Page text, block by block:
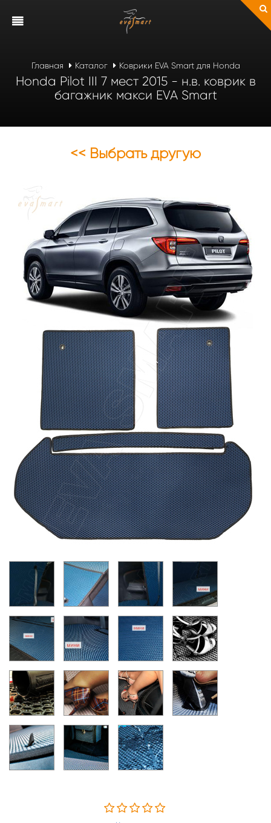
Главная Каталог Коврики EVA Smart для Honda
Honda Pilot III 7 мест 2015 - н.в. коврик в
багажник макси EVA Smart
<< Выбрать другую